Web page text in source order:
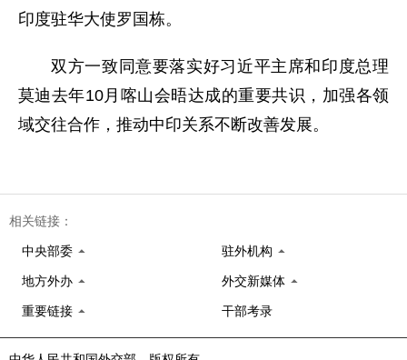
印度驻华大使罗国栋。
双方一致同意要落实好习近平主席和印度总理
莫迪去年10月喀山会晤达成的重要共识，加强各领
域交往合作，推动中印关系不断改善发展。
相关链接：
中央部委 驻外机构
地方外办 外交新媒体
重要链接 干部考录